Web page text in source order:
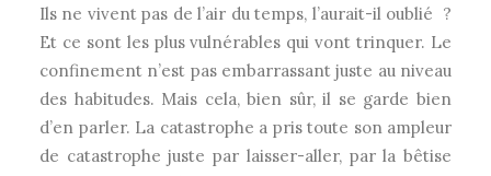
Ils ne vivent pas de l’air du temps, l’aurait-il oublié ?
Et ce sont les plus vulnérables qui vont trinquer. Le
confinement n’est pas embarrassant juste au niveau
des habitudes. Mais cela, bien sûr, il se garde bien
d’en parler. La catastrophe a pris toute son ampleur
de catastrophe juste par laisser-aller, par la bêtise